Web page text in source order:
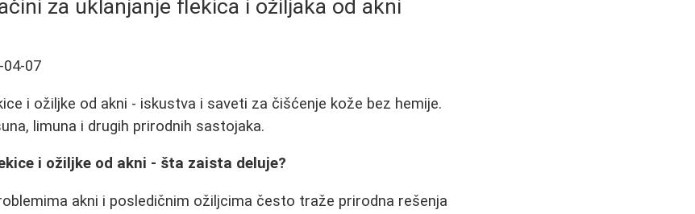
za uklanjanje flekica i ožiljaka od akni
04-07
i ožiljke od akni - iskustva i saveti za čišćenje kože bez hemije.
limuna i drugih prirodnih sastojaka.
i ožiljke od akni - šta zaista deluje?
akni i posledičnim ožiljcima često traže prirodna rešenja